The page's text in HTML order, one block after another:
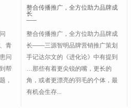
青
问
帮
，
整合传播推广，全方位助力品牌成
长
整合传播推广，全方位助力品牌成
长——三源智明品牌营销推广策划
手记达尔文的《进化论》中有提到
…那些有着更尖锐的嘴，更长的
角，或者更漂亮的羽毛的个体，最
有机会生存...